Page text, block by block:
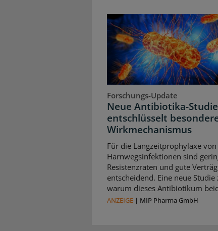
Forschungs-Update
Neue Antibiotika-Studie
entschlüsselt
Wirkmechanismus
Für die Langzeitprophylaxe von
Harnwegsinfektionen sind
Resistenzraten und gute
entscheidend. Eine neue Studie
warum dieses Antibiotikum
ANZEIGE | MIP Pharma GmbH